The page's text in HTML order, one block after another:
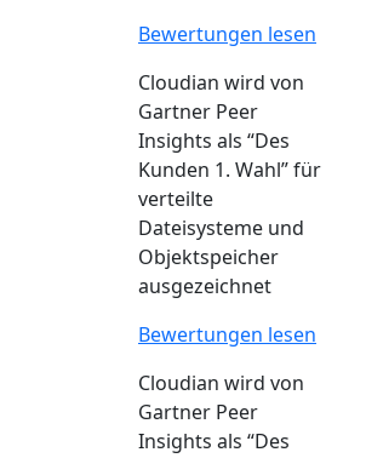
Bewertungen lesen
Cloudian wird von
Gartner Peer
Insights als “Des
Kunden 1. Wahl” für
verteilte
Dateisysteme und
Objektspeicher
ausgezeichnet
Bewertungen lesen
Cloudian wird von
Gartner Peer
Insights als “Des